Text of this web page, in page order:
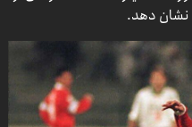
نشان دهد.